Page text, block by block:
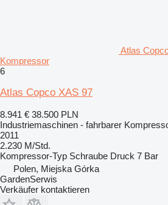
Atlas
Kompressor
6
Atlas Copco XAS 97
8.941 € 38.500 PLN
Industriemaschinen - fahrbarer
2011
2.230 M/Std.
Kompressor-Typ Schraube Druck 7 Bar
Polen, Miejska Górka
GardenSerwis
Verkäufer kontaktieren